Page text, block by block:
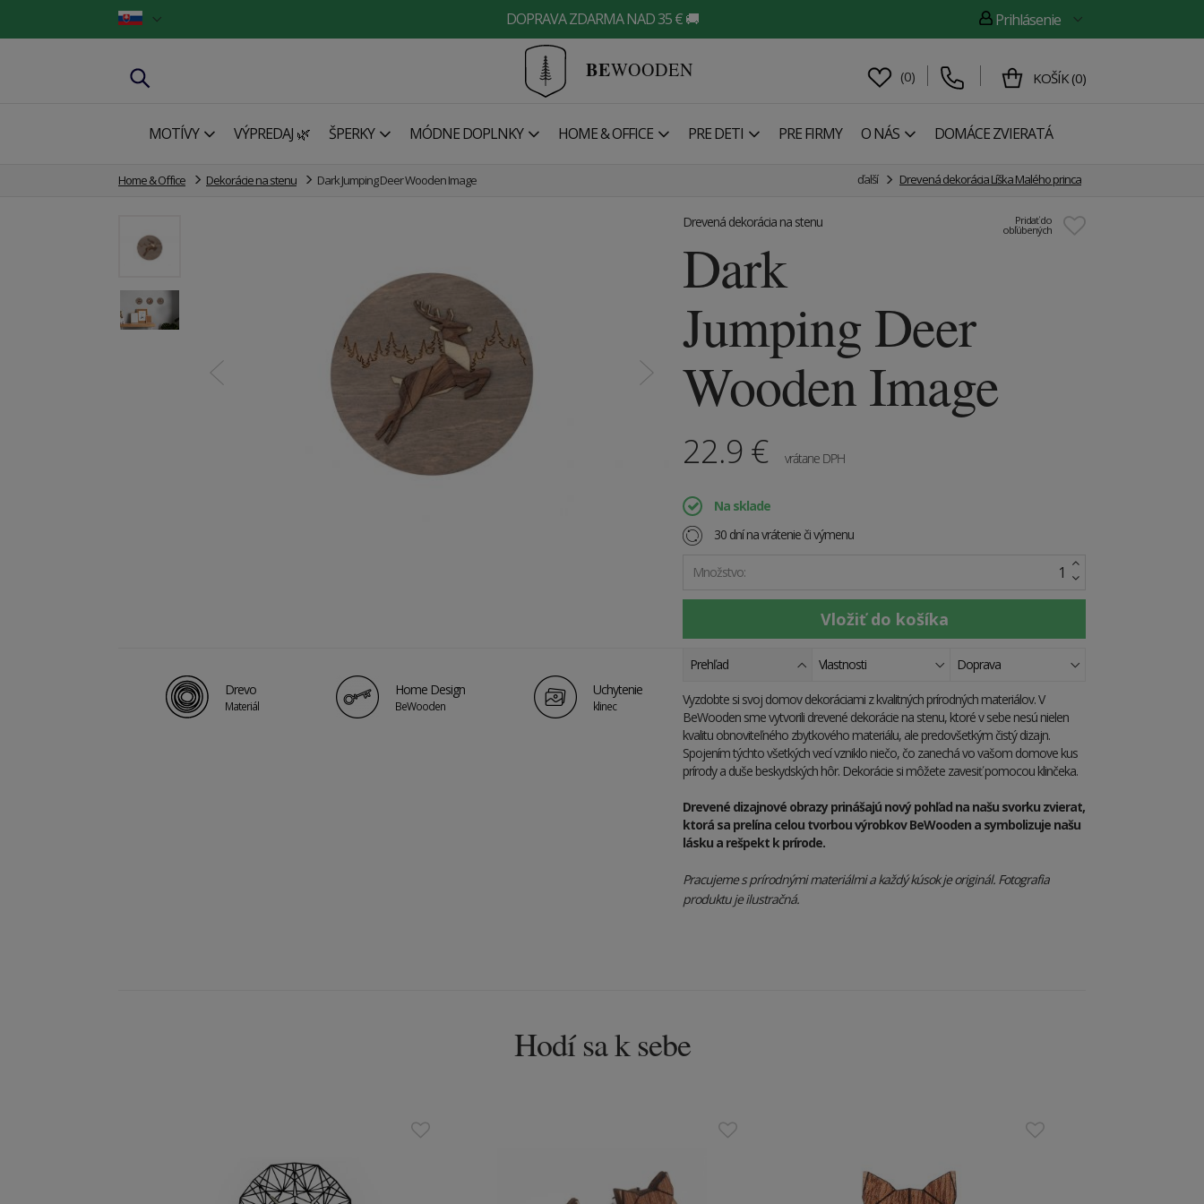
DOPRAVA ZDARMA NAD 35 € 🚚 Prihlásenie
BEWOODEN (0) KOŠÍK (0)
MOTÍVY VÝPREDAJ 🌿 ŠPERKY MÓDNE DOPLNKY HOME & OFFICE PRE DETI PRE FIRMY O NÁS DOMÁCE ZVIERATÁ
Home & Office Dekorácie na stenu Dark Jumping Deer Wooden Image ďalší Drevená dekorácia Líška Malého princa
Pridať do
obľúbených
Drevená dekorácia na stenu
Dark
Jumping Deer
Wooden Image
22.9 € vrátane DPH
Na sklade
30 dní na vrátenie či výmenu
Množstvo:
Drevo
Materiál
Home Design
BeWooden
Uchytenie
klinec
Prehľad Vlastnosti Doprava
Vyzdobte si svoj domov dekoráciami z kvalitných prírodných materiálov. V
BeWooden sme vytvorili drevené dekorácie na stenu, ktoré v sebe nesú nielen
kvalitu obnoviteľného zbytkového materiálu, ale predovšetkým čistý dizajn.
Spojením týchto všetkých vecí vzniklo niečo, čo zanechá vo vašom domove kus
prírody a duše beskydských hôr. Dekorácie si môžete zavesiť pomocou klinčeka.
Drevené dizajnové obrazy prinášajú nový pohľad na našu svorku zvierat,
ktorá sa prelína celou tvorbou výrobkov BeWooden a symbolizuje našu
lásku a rešpekt k prírode.
Pracujeme s prírodnými materiálmi a každý kúsok je originál. Fotografia
produktu je ilustračná.
Hodí sa k sebe